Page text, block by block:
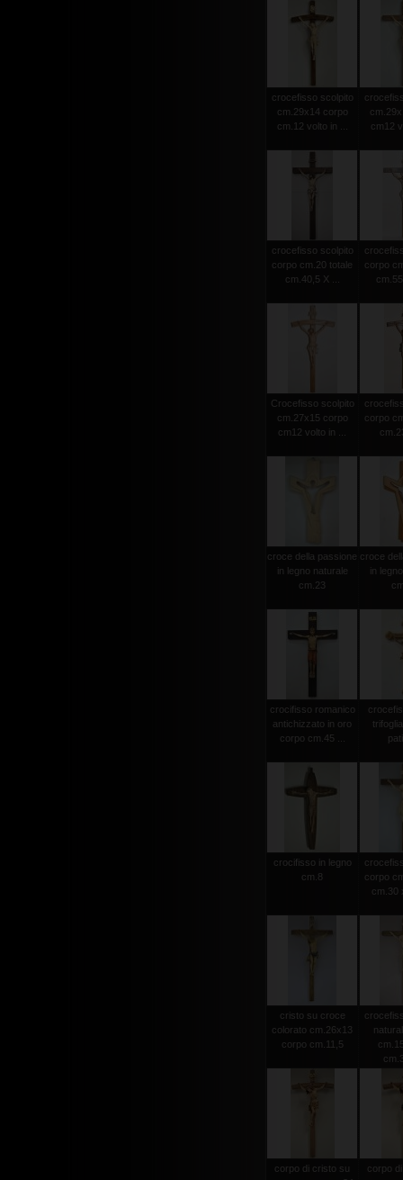
crocefisso scolpito
cm.29x14 corpo
cm.12 volto in ...
cm12
crocefisso scolpito
corpo cm.20 totale
cm.40,5 X ...
corpo
Crocefisso scolpito
cm.27x15 corpo
cm12 volto in ...
corpo
croce della passione
in legno naturale
cm.23
croce
in
crocifisso romanico
antichizzato in oro
corpo cm.45 ...
crocifisso in legno
cm.8
corpo
cm.30
cristo su croce
colorato cm.26x13
corpo cm.11,5
corpo di cristo su
corpo